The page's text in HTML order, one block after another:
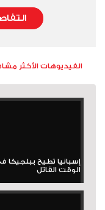
الفيديوهات الأكثر
إسبانيا تطيح ببلجيكا
الوقت القاتل